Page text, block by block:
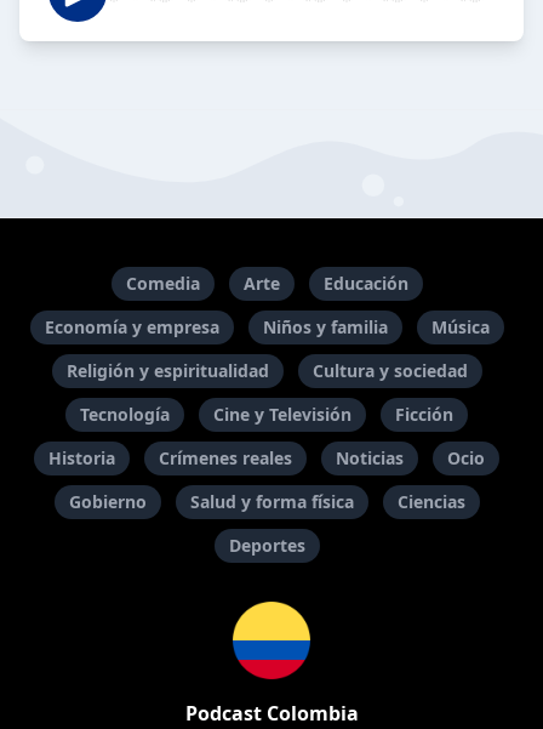
Comedia Arte
Educación
Economía y empresa
Niños y familia
Música
Religión y espiritualidad
Cultura y sociedad
Tecnología
Cine y Televisión
Ficción
Historia
Crímenes reales Noticias
Ocio
Gobierno
Salud y forma física
Ciencias
Deportes
Podcast Colombia